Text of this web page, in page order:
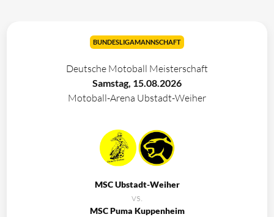
BUNDESLIGAMANNSCHAFT
Deutsche Motoball Meisterschaft
Samstag, 15.08.2026
Motoball-Arena Ubstadt-Weiher
MSC Ubstadt-Weiher
vs.
MSC Puma Kuppenheim